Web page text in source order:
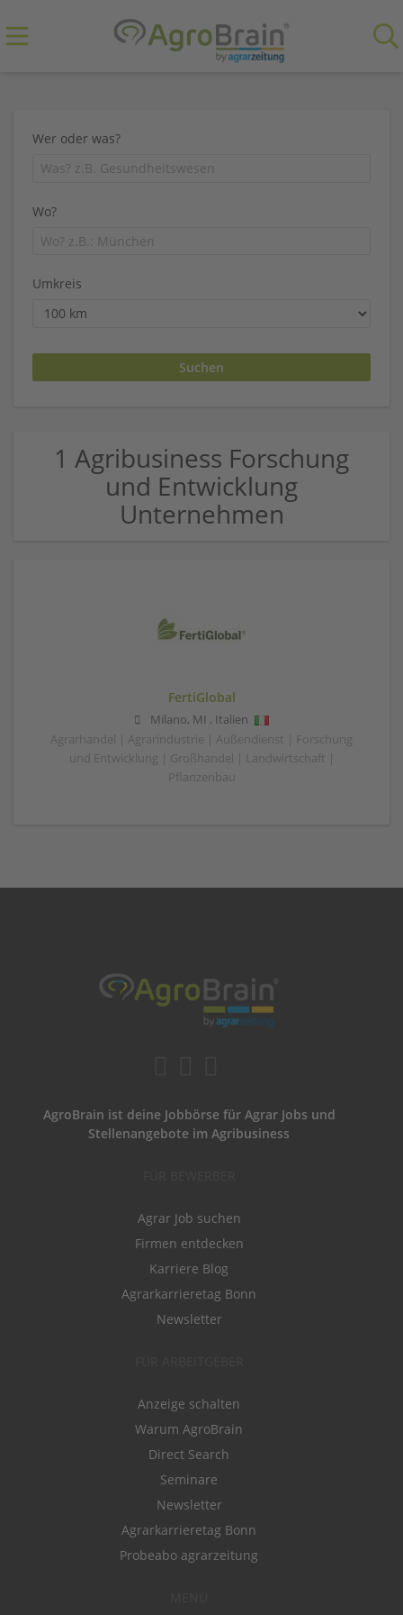
Wer oder was?
Wo?
Umkreis
1 Agribusiness Forschung
und Entwicklung
Unternehmen
FertiGlobal
Milano, MI , Italien
Agrarhandel | Agrarindustrie | Außendienst | Forschung
und Entwicklung | Großhandel | Landwirtschaft |
Pflanzenbau
AgroBrain ist deine Jobbörse für Agrar Jobs und
Stellenangebote im Agribusiness
Agrar Job suchen
Firmen entdecken
Karriere Blog
Agrarkarrieretag Bonn
Newsletter
Anzeige schalten
Warum AgroBrain
Direct Search
Seminare
Newsletter
Agrarkarrieretag Bonn
Probeabo agrarzeitung